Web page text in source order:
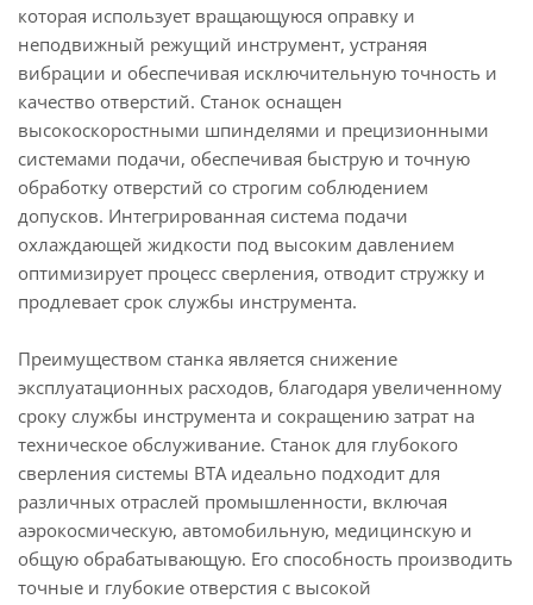
которая использует вращающуюся оправку и
неподвижный режущий инструмент, устраняя
вибрации и обеспечивая исключительную точность и
качество отверстий. Станок оснащен
высокоскоростными шпинделями и прецизионными
системами подачи, обеспечивая быструю и точную
обработку отверстий со строгим соблюдением
допусков. Интегрированная система подачи
охлаждающей жидкости под высоким давлением
оптимизирует процесс сверления, отводит стружку и
продлевает срок службы инструмента.
Преимуществом станка является снижение
эксплуатационных расходов, благодаря увеличенному
сроку службы инструмента и сокращению затрат на
техническое обслуживание. Станок для глубокого
сверления системы ВТА идеально подходит для
различных отраслей промышленности, включая
аэрокосмическую, автомобильную, медицинскую и
общую обрабатывающую. Его способность производить
точные и глубокие отверстия с высокой